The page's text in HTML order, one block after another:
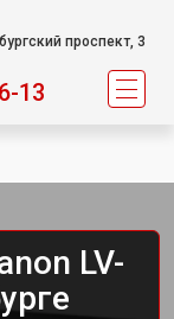
проспект, 3
13
LV-